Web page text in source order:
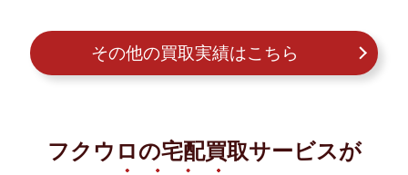
その他の買取実績はこちら
フクウロの宅配買取サービスが